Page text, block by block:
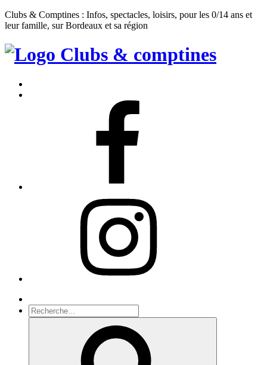
Clubs & Comptines : Infos, spectacles, loisirs, pour les 0/14 ans et
leur famille, sur Bordeaux et sa région
Clubs
Comptines
Recherche
pour